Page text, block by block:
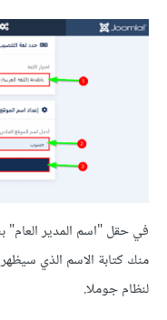
في حقل "اسم المدير
منك كتابة الاسم الذي
لنظام جوملا.